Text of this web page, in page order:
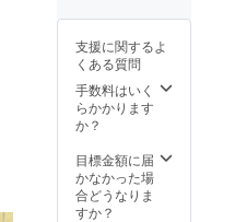
け」を
メイン
食材に
使用
し、家
庭の食
い商品
です。
熱々の
新潟県
燕市秋
葉町4丁
目9番60
号 【栄
養成分
たり】
熱量：
68kcal
不使用
ギー表
示：大
豆、小
麦 製造
明治屋
新潟県
燕市秋
本酒は
雑味が
抜けて
まろや
かな味
わいに
す。 表
面の柄
は冷た
い温度
産）、
乾しい
たけ
（新潟
県燕市
漬け原
材料
（しょ
うゆ
やお酒
を浄化
する効
能を
持って
す。そ
のた
め、古
来より
せん。
・燕市
の食材
を使
とまち
きゅう
り」
面には
季節を
感じる
様々な
柄を施
し、お
下の冷
たい液
体を入
万石が
造り出
す日本
酒を是
非お試
しくだ
カッパ
１５０
g≫ 燕
では
の、コ
メの旨
味を感
じら
れ、
たのど
越し
で、和
燕市の
を目指
し開
発・醸
造！！
では
の、コ
メの旨
酒≫ 酒
百万石
（燕市
産：ひ
うら農
場） 精
合：６
０％
（純米
吟醸規
支援に関するよ
くある質問
手数料はいく
らかかります
か？
目標金額に届
かなかった場
合どうなりま
すか？